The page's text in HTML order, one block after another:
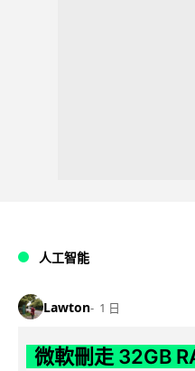
人工智能
Lawton 1 日
微軟刪走 32GB